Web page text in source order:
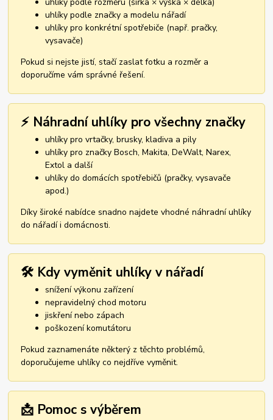
uhlíky podle značky a modelu nářadí
uhlíky pro konkrétní spotřebiče (např. pračky,
vysavače)
Pokud si nejste jistí, stačí zaslat fotku a rozměr a
doporučíme vám správné řešení.
⚡ Náhradní uhlíky pro všechny značky
uhlíky pro vrtačky, brusky, kladiva a pily
uhlíky pro značky Bosch, Makita, DeWalt, Narex,
Extol a další
uhlíky do domácích spotřebičů (pračky, vysavače
apod.)
Díky široké nabídce snadno najdete vhodné náhradní uhlíky
do nářadí i domácnosti.
🛠️ Kdy vyměnit uhlíky v nářadí
snížení výkonu zařízení
nepravidelný chod motoru
jiskření nebo zápach
poškození komutátoru
Pokud zaznamenáte některý z těchto problémů,
doporučujeme uhlíky co nejdříve vyměnit.
📩 Pomoc s výběrem